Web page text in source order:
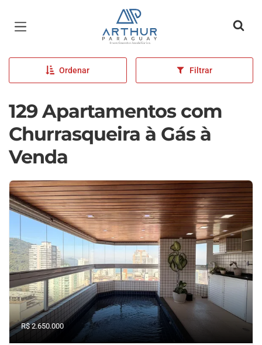
Página inicial
Ordenar Filtrar
129 Apartamentos com
Churrasqueira à Gás à
Venda
R$ 2.650.000